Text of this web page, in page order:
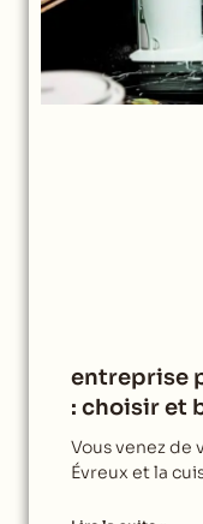
entreprise
: choisir et
Vous venez de
Évreux et la